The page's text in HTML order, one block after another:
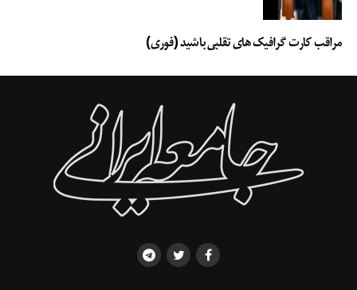
مراقب کارت گرافیک های تقلبی باشید (فوری)